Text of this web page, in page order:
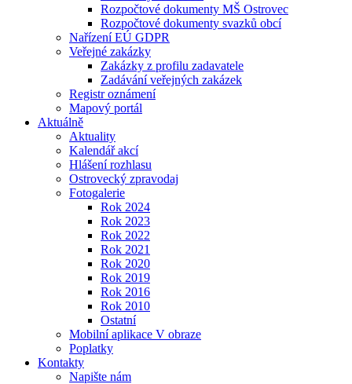
Rozpočtové dokumenty MŠ Ostrovec
Rozpočtové dokumenty svazků obcí
Nařízení EÚ GDPR
Veřejné zakázky
Zakázky z profilu zadavatele
Zadávání veřejných zakázek
Registr oznámení
Mapový portál
Aktuálně
Aktuality
Kalendář akcí
Hlášení rozhlasu
Ostrovecký zpravodaj
Fotogalerie
Rok 2024
Rok 2023
Rok 2022
Rok 2021
Rok 2020
Rok 2019
Rok 2016
Rok 2010
Ostatní
Mobilní aplikace V obraze
Poplatky
Kontakty
Napište nám